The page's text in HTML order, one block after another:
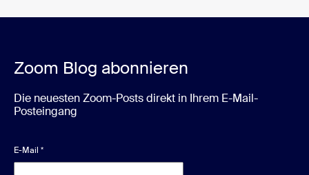
Zoom Blog abonnieren
Die neuesten Zoom-Posts direkt in Ihrem E-Mail-
Posteingang
E-Mail *